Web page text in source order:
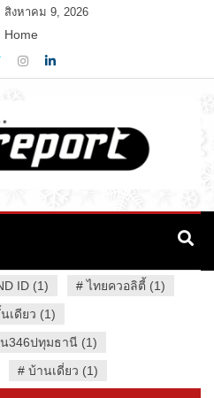
งหาคม 9, 2026
Home
ID (1) #ไทยควอลิตี้ (1)
เดียว (1)
346ปทุมธานี (1)
# บ้านเดี่ยว (1)